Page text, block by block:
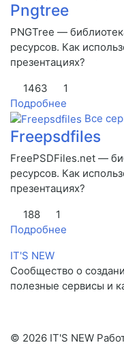
Pngtree
PNGTree —
ресурсов. Как
презентациях?
1463
1
Подробнее
Все
Freepsdfiles
FreePSDFiles.net —
ресурсов. Как
презентациях?
188
1
Подробнее
IT'S NEW
Сообщество о
полезные сервисы и
© 2026 IT'S NEW